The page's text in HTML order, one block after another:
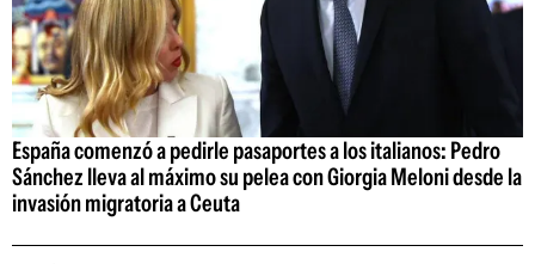
España comenzó a pedirle pasaportes a los italianos: Pedro
Sánchez lleva al máximo su pelea con Giorgia Meloni desde la
invasión migratoria a Ceuta